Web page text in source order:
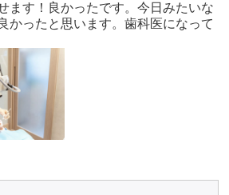
ます！良かったです。今日みたいな
かったと思います。歯科医になって